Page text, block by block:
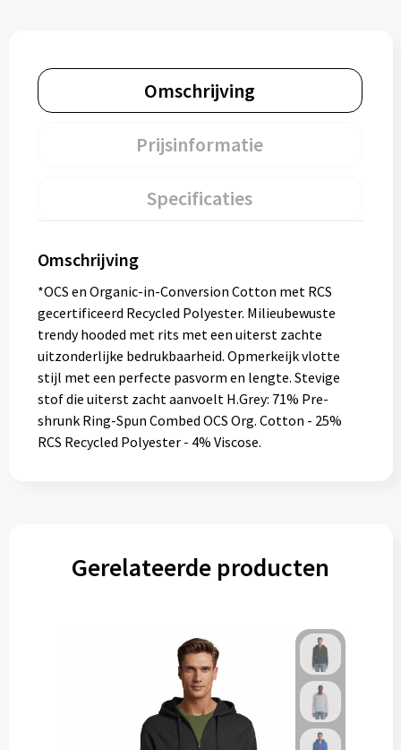
Omschrijving
Prijsinformatie
Specificaties
Omschrijving
*OCS en Organic-in-Conversion Cotton met RCS
gecertificeerd Recycled Polyester. Milieubewuste
trendy hooded met rits met een uiterst zachte
uitzonderlijke bedrukbaarheid. Opmerkeijk vlotte
stijl met een perfecte pasvorm en lengte. Stevige
stof die uiterst zacht aanvoelt H.Grey: 71% Pre-
shrunk Ring-Spun Combed OCS Org. Cotton - 25%
RCS Recycled Polyester - 4% Viscose.
Gerelateerde producten